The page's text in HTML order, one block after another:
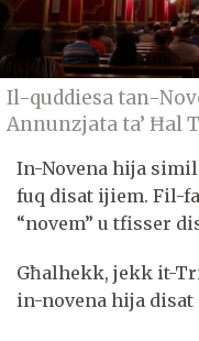
Il-quddiesa tan-
Annunzjata ta’ Ħal
In-Novena hija
fuq disat ijiem. Fil-
“novem” u tfisser
Għalhekk, jekk it-
in-novena hija disat